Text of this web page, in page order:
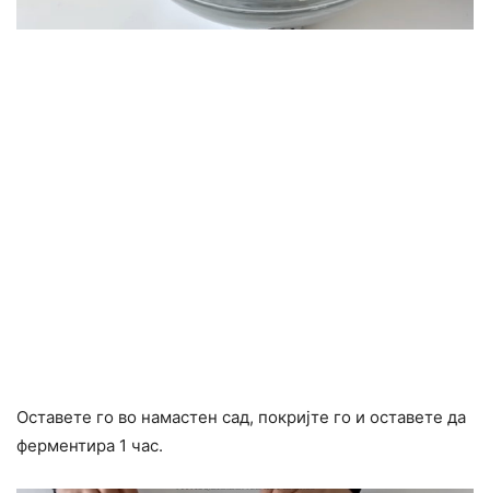
Оставете го во намастен сад, покријте го и оставете да
ферментира 1 час.